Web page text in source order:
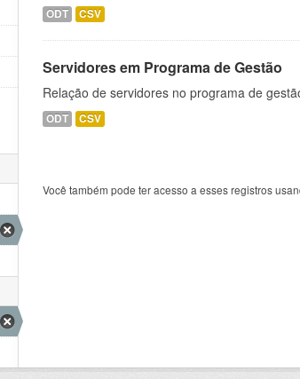
ODT CSV
Servidores em Programa de Gestão
Relação de servidores no programa de
ODT CSV
Você também pode ter acesso a esses registros